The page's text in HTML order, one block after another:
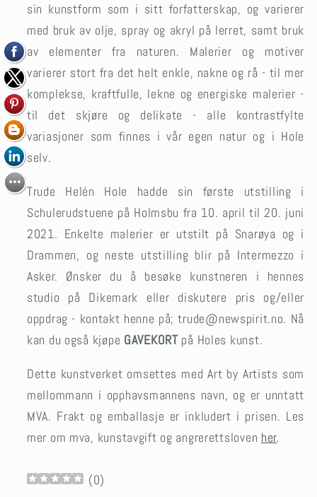
sin kunstform som i sitt forfatterskap, og varierer
med bruk av olje, spray og akryl på lerret, samt bruk
av elementer fra naturen. Malerier og motiver
varierer stort fra det helt enkle, nakne og rå - til mer
komplekse, kraftfulle, lekne og energiske malerier -
til det skjøre og delikate - alle kontrastfylte
variasjoner som finnes i vår egen natur og i Hole
selv.
Trude Helén Hole hadde sin første utstilling i
Schulerudstuene på Holmsbu fra 10. april til 20. juni
2021. Enkelte malerier er utstilt på Snarøya og i
Drammen, og neste utstilling blir på Intermezzo i
Asker. Ønsker du å besøke kunstneren i hennes
studio på Dikemark eller diskutere pris og/eller
oppdrag - kontakt henne på; trude@newspirit.no. Nå
kan du også kjøpe GAVEKORTpå Holes kunst.
Dette kunstverket omsettes med Art by Artists som
mellommann i opphavsmannens navn, og er unntatt
MVA. Frakt og emballasje er inkludert i prisen. Les
mer om mva, kunstavgift og angrerettsloven her.
(0)